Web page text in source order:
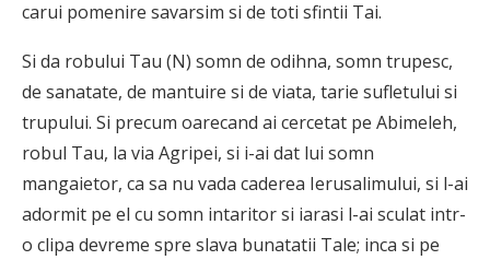
carui pomenire savarsim si de toti sfintii Tai.
Si da robului Tau (N) somn de odihna, somn trupesc,
de sanatate, de mantuire si de viata, tarie sufletului si
trupului. Si precum oarecand ai cercetat pe Abimeleh,
robul Tau, la via Agripei, si i-ai dat lui somn
mangaietor, ca sa nu vada caderea Ierusalimului, si l-ai
adormit pe el cu somn intaritor si iarasi l-ai sculat intr-
o clipa devreme spre slava bunatatii Tale; inca si pe